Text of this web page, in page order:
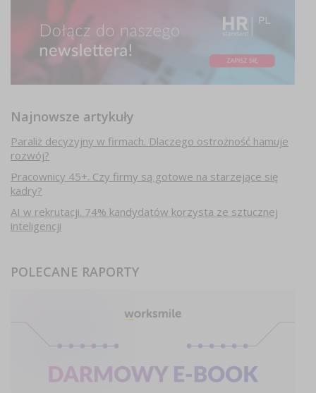
Najnowsze artykuły
Paraliż decyzyjny w firmach. Dlaczego ostrożność hamuje
rozwój?
Pracownicy 45+. Czy firmy są gotowe na starzejące się
kadry?
AI w rekrutacji. 74% kandydatów korzysta ze sztucznej
inteligencji
POLECANE RAPORTY